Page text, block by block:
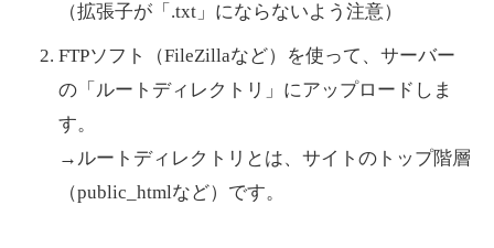
（拡張子が「.txt」にならないよう注意）
FTPソフト（FileZillaなど）を使って、サーバー
の「ルートディレクトリ」にアップロードしま
す。
→ルートディレクトリとは、サイトのトップ階層
（public_htmlなど）です。